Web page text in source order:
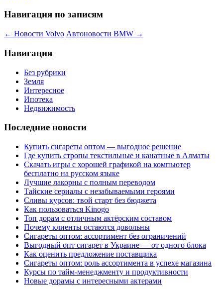
Навигация по записям
← Новости Volvo Автоновости BMW →
Навигация
Без рубрики
Земля
Интересное
Ипотека
Недвижимость
Последние новости
Купить сигареты оптом — выгодное решение
Где купить стропы текстильные и канатные в Алматы
Скачать игры с хорошей графикой на компьютер
бесплатно на русском языке
Лучшие лакорны с полным переводом
Тайские сериалы с незабываемыми героями
Сливы курсов: твой старт без бюджета
Как пользоваться Kinogo
Топ дорам с отличным актёрским составом
Почему клиенты остаются довольны
Сигареты оптом: ассортимент без ограничений
Выгодный опт сигарет в Украине — от одного блока
Как оценить предложение поставщика
Сигареты оптом: роль ассортимента в успехе магазина
Курсы по тайм-менеджменту и продуктивности
Новые дорамы с интересными актерами